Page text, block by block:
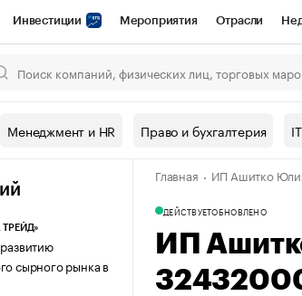
Инвестиции Мероприятия Отрасли
Конференции СПб Спецпроекты Проверка
Рынок наличной валюты
Менеджмент и HR Право и бухгалтерия
сырного рынка в
Главная ИП Ашитко
ДЕЙСТВУЕТОБНОВЛЕНО
ИП